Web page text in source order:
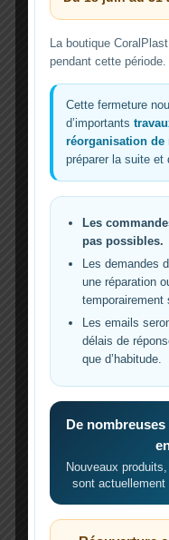
4
Ajoutez
Ouvrez
l’assistant
Testez le flotteur
Activez le flotteur
recevoir une
l’écumeur doit
Aide à
La vidéo ci-
La boutique
pendant cette période.
Cette fermeture
d’importants
réorganisation de
préparer la suite et
Les
pas possibles.
Les demandes
une réparation
temporairement
Les emails
délais de
que d’habitude.
De
Nouveaux
sont actuellement